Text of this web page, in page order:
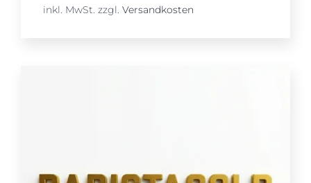
inkl. MwSt. zzgl. Versandkosten